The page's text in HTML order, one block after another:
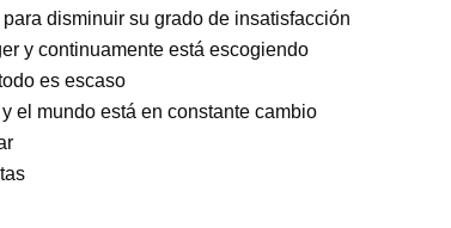
disminuir su grado de insatisfacción
y continuamente está escogiendo
es escaso
el mundo está en constante cambio